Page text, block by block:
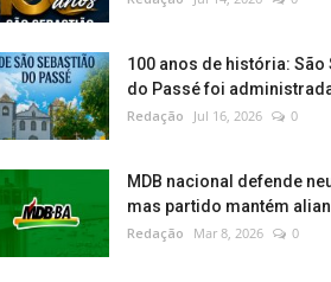
100 anos de história: São
do Passé foi
Redação Jul 16, 2026 0
MDB nacional defende
mas partido mantém
Redação Mar 8, 2026 0